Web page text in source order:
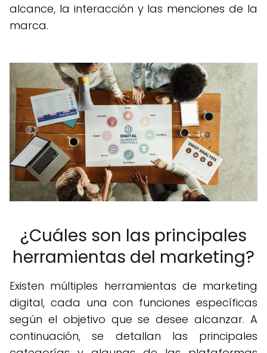
alcance, la interacción y las menciones de la
marca.
¿Cuáles son las principales
herramientas del marketing?
Existen múltiples herramientas de marketing
digital, cada una con funciones específicas
según el objetivo que se desee alcanzar. A
continuación, se detallan las principales